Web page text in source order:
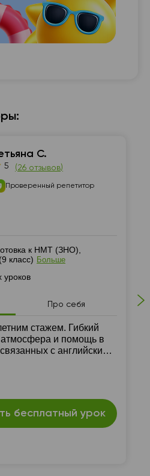
С.
5 (26 отзывов)
Проверенный репетитор
к НМТ (ЗНО),
класс) Больше
уроков
Про себя
стажем. Гибкий
атмосфера и помощь в
с английским,
проходят только
бесплатный урок